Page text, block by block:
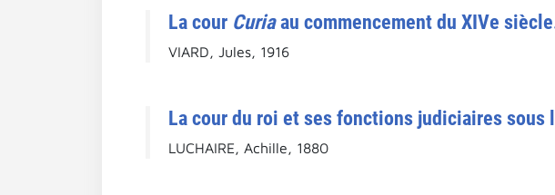
La cour Curiaau commencement du XIVe
VIARD, Jules, 1916
La cour du roi et ses fonctions judiciaires sous
LUCHAIRE, Achille, 1880